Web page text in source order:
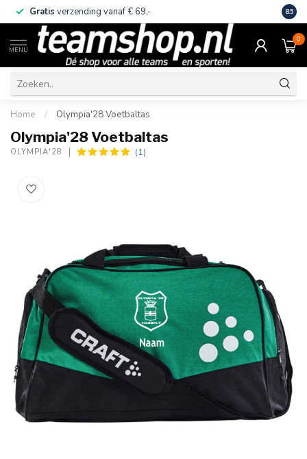
Gratis verzending vanaf € 69,- Eigen
8.5
MENU
0
Home / Olympia'28 Voetbaltas
Olympia'28 Voetbaltas
OLYMPIA'28 (1)